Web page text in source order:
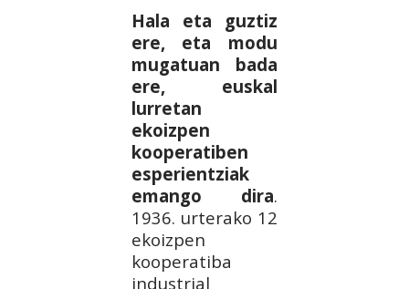
Hala eta guztiz
ere, eta modu
mugatuan bada
ere, euskal
lurretan
ekoizpen
kooperatiben
esperientziak
emango dira.
1936. urterako 12
ekoizpen
kooperatiba
industrial